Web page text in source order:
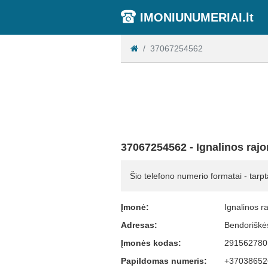
IMONIUNUMERIAI.lt
37067254562
37067254562 - Ignalinos
Šio telefono numerio formatai -
Įmonė:
Ignalinos
Adresas:
Įmonės kodas:
291562780
Papildomas numeris: